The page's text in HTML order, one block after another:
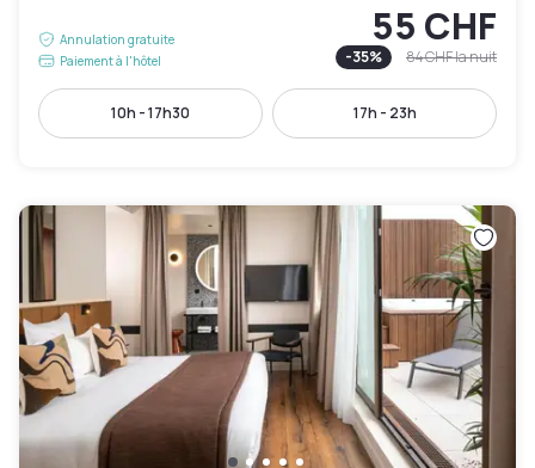
Annulation gratuite
Paiement à l'hôtel
55 CHF
-35% 84 CHFla nuit
10h - 17h30 17h - 23h